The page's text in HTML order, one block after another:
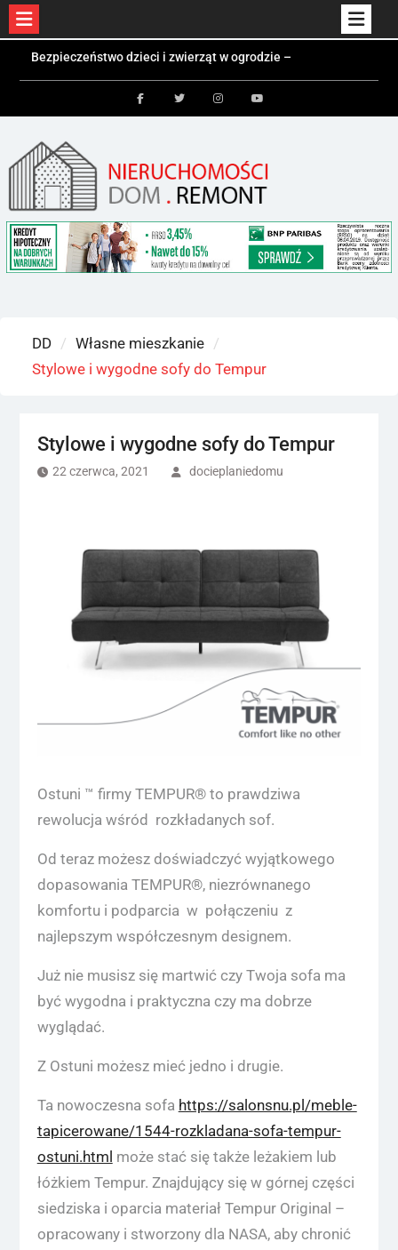
Bezpieczeństwo dzieci i zwierząt w ogrodzie –
jakie ogrodzenie wybrać?
Czym jest kontener mieszkalny i kiedy się
sprawdzi?
Kolektory słoneczne a fotowoltaika – różnice i
zastosowania
DD
Własne mieszkanie
Stylowe i wygodne sofy do Tempur
Stylowe i wygodne sofy do Tempur
22 czerwca, 2021 docieplaniedomu
Ostuni ™ firmy TEMPUR® to prawdziwa
rewolucja wśród rozkładanych sof.
Od teraz możesz doświadczyć wyjątkowego
dopasowania TEMPUR®, niezrównanego
komfortu i podparcia w połączeniu z
najlepszym współczesnym designem.
Już nie musisz się martwić czy Twoja sofa ma
być wygodna i praktyczna czy ma dobrze
wyglądać.
Z Ostuni możesz mieć jedno i drugie.
Ta nowoczesna sofa https://salonsnu.pl/meble-
tapicerowane/1544-rozkladana-sofa-tempur-
ostuni.html może stać się także leżakiem lub
łóżkiem Tempur. Znajdujący się w górnej części
siedziska i oparcia materiał Tempur Original –
opracowany i stworzony dla NASA, aby chronić